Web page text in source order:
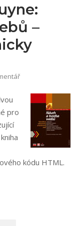
–
pro
kódu HTML.